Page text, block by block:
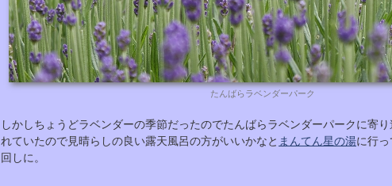
たんばらラベンダーパーク
しかしちょうどラベンダーの季節だったのでたんばらラベンダーパークに寄
れていたので見晴らしの良い露天風呂の方がいいかなと まんてん星の湯に行
回しに。